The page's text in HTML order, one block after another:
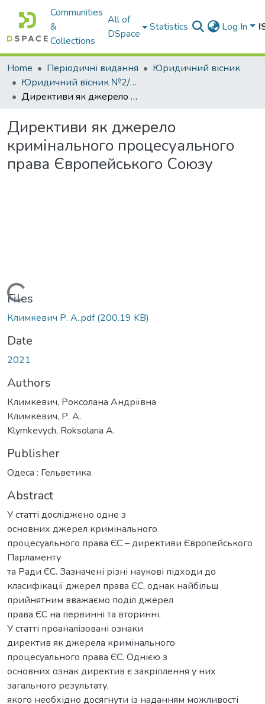
Communities
&
Collections
All of
DSpace
Statistics Log In
Home Періодичні видання
Юридичний вісник
Юридичний вісник №2/2021
Директиви як джерело кримінального процесуального права Європейського Союзу
Директиви як джерело
кримінального процесуального
права Європейського Союзу
Files
Климкевич Р. А..pdf(200.19 KB)
Date
2021
Authors
Климкевич, Роксолана Андріївна
Климкевич, Р. А.
Klymkevych, Roksolana A.
Publisher
Одеса : Гельветика
Abstract
У статті досліджено одне з
основних джерел кримінального
процесуального права ЄС – директиви Європейського
Парламенту
та Ради ЄС. Зазначені різні наукові підходи до
класифікації джерел права ЄС, однак найбільш
прийнятним вважаємо поділ джерел
права ЄС на первинні та вторинні.
У статті проаналізовані ознаки
директив як джерела кримінального
процесуального права ЄС. Однією з
основних ознак директив є закріплення у них
загального результату,
якого необхідно досягнути із наданням можливості